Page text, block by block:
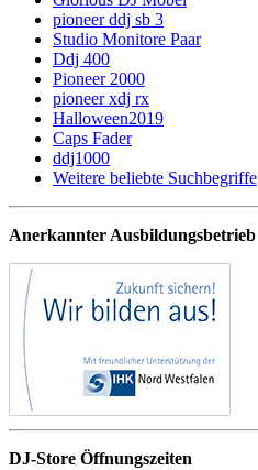
pioneer ddj sb 3
Studio Monitore Paar
Ddj 400
Pioneer 2000
pioneer xdj rx
Halloween2019
Caps Fader
ddj1000
Weitere beliebte Suchbegriffe
Anerkannter Ausbildungsbetrieb
DJ-Store Öffnungszeiten